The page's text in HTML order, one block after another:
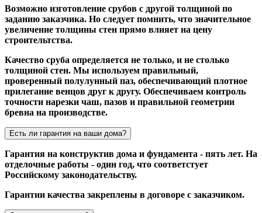
Возможно изготовление срубов с другой толщиной по
заданию заказчика. Но следует помнить, что значительное
увеличение толщины стен прямо влияет на цену
строительтства.
Качество сруба определяется не только, и не столько
толщиной стен. Мы используем правильный,
проверенный полулунный паз, обеспечивающий плотное
прилегание венцов друг к другу. Обеспечиваем контроль
точности нарезки чаш, пазов и правильной геометрии
бревна на производстве.
Есть ли гарантия на ваши дома?
Гарантия на конструктив дома и фундамента - пять лет. На
отделочные работы - один год, что соответстует
Российскому законодательству.
Гарантии качества закреплены в договоре с заказчиком.